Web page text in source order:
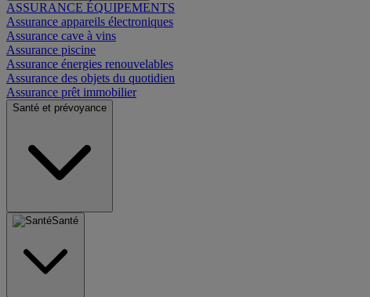
ASSURANCE ÉQUIPEMENTS
Assurance appareils électroniques
Assurance cave à vins
Assurance piscine
Assurance énergies renouvelables
Assurance des objets du quotidien
Assurance prêt immobilier
Santé et prévoyance
Santé